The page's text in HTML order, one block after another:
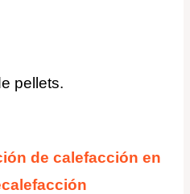
pellets.
de calefacción en